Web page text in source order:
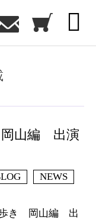

山編 出演
NEWS
歩き 岡山編 出